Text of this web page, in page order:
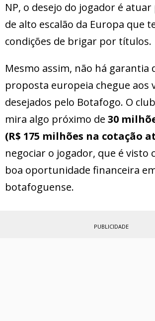
NP, o desejo do jogador é
de alto escalão da Europa que
condições de brigar por títulos.
Mesmo assim, não há garantia
proposta europeia chegue aos
desejados pelo Botafogo. O
mira algo próximo de 30
(R$ 175 milhões na cotação
negociar o jogador, que é visto
boa oportunidade financeira
botafoguense.
PUBLICIDADE